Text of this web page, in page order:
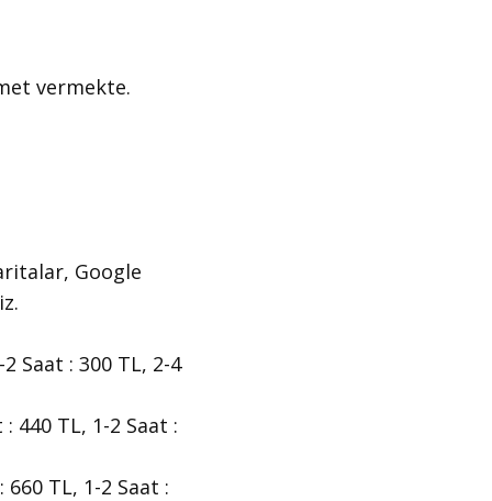
vermekte.
Google
Saat : 300 TL, 2-4
440 TL, 1-2 Saat :
TL, 1-2 Saat :